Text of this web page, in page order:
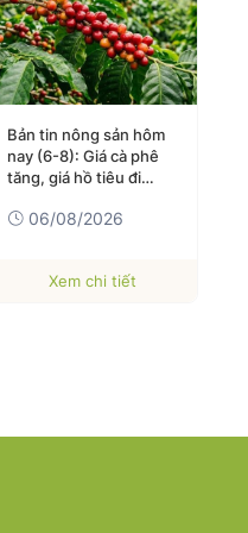
Bản tin nông sản hôm
nay (6-8): Giá cà phê
tăng, giá hồ tiêu đi
06/08/2026
Xem chi tiết